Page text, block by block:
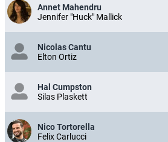
Annet Mahendru
Jennifer "Huck" Mallick
Nicolas Cantu
Elton Ortiz
Hal Cumpston
Silas Plaskett
Nico Tortorella
Felix Carlucci